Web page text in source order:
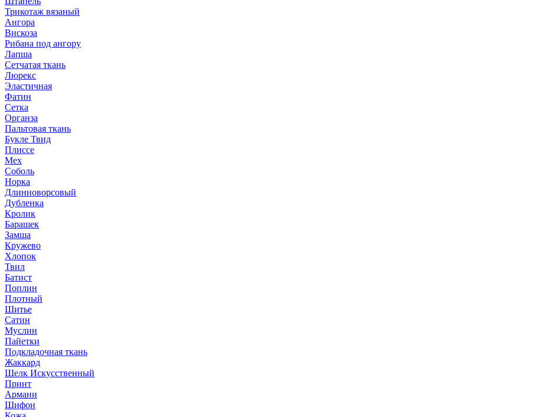
Трикотаж вязаный
Ангора
Вискоза
Рибана под ангору
Лапша
Сетчатая ткань
Люрекс
Эластичная
Фатин
Сетка
Органза
Пальтовая ткань
Букле Твид
Плиссе
Мех
Соболь
Норка
Длинноворсовый
Дубленка
Кролик
Барашек
Замша
Кружево
Хлопок
Твил
Батист
Поплин
Плотный
Шитье
Сатин
Муслин
Пайетки
Подкладочная ткань
Жаккард
Шелк Искусственный
Принт
Армани
Шифон